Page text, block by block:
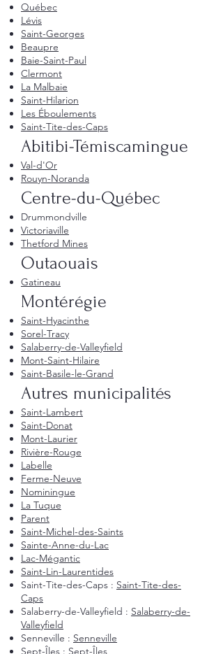
Québec
Lévis
Saint-Georges
Beaupre
Baie-Saint-Paul
Clermont
La Malbaie
Saint-Hilarion
Les Éboulements
Saint-Tite-des-Caps
Abitibi-Témiscamingue
Val-d'Or
Rouyn-Noranda
Centre-du-Québec
Drummondville
Victoriaville
Thetford Mines
Outaouais
Gatineau
Montérégie
Saint-Hyacinthe
Sorel-Tracy
Salaberry-de-Valleyfield
Mont-Saint-Hilaire
Saint-Basile-le-Grand
Autres municipalités
Saint-Lambert
Saint-Donat
Mont-Laurier
Rivière-Rouge
Labelle
Ferme-Neuve
Nominingue
La Tuque
Parent
Saint-Michel-des-Saints
Sainte-Anne-du-Lac
Lac-Mégantic
Saint-Lin-Laurentides
Saint-Tite-des-Caps : Saint-Tite-des-
Caps
Salaberry-de-Valleyfield : Salaberry-de-
Valleyfield
Senneville : Senneville
Sept-Îles : Sept-Îles